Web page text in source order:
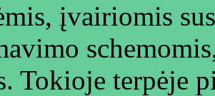
įvairiomis
Tokioje terpėje